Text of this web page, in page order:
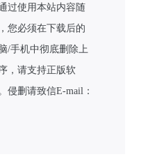
过使用本站内容随
您必须在下载后的
/手机中彻底删除上
，请支持正版软
侵删请致信E-mail：